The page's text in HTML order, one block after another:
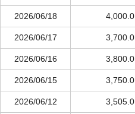
2026/06/18 4,000.0
2026/06/17 3,700.0
2026/06/16 3,800.0
2026/06/15 3,750.0
2026/06/12 3,505.0